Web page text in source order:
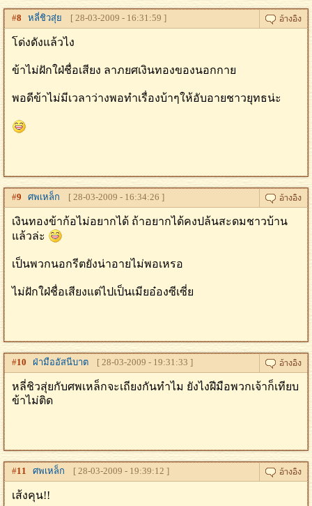
#8 หลี่ชิวสุ่ย [ 28-03-2009 - 16:31:59 ]
โด่งดังแล้วไง
ข้าไม่ฝักใฝ่ชื่อเสียง ลาภยศเงินทองของนอกกาย
พอดีข้าไม่มีเวลาว่างพอทำเรื่องบ้าๆให้อับอายชาวยุทธน่ะ
#9 ศพเหล็ก [ 28-03-2009 - 16:34:26 ]
เงินทองข้าก้อไม่อยากได้ ถ้าอยากได้คงปล้นสะดมชาวบ้าน
แล้วล่ะ
เป็นพวกนอกรีตยังน่าอายไม่พอเหรอ
ไม่ฝักใฝ่ชื่อเสียงแต่ไปเป็นเมียอ๋องซีเซี่ย
#10 ฝ่ามืออัสนีบาต [ 28-03-2009 - 19:31:33 ]
หลี่ชิวสุ่ยกับศพเหล็กจะเถียงกันทำไม ยังไงฝีมือพวกเจ้าก็เทียบ
ข้าไม่ติด
#11 ศพเหล็ก [ 28-03-2009 - 19:39:12 ]
เส้งคุน!!